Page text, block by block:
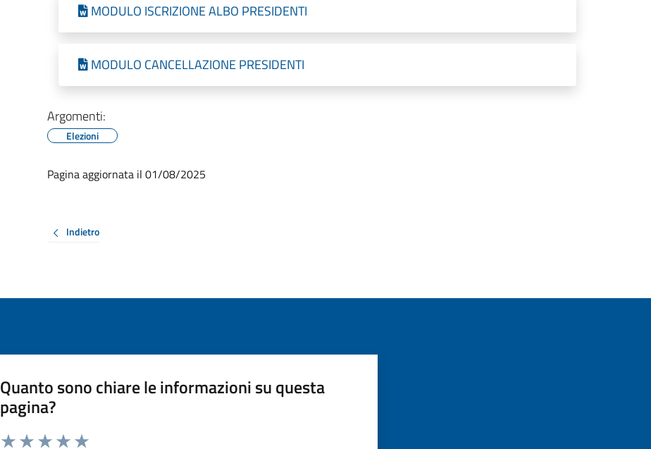
MODULO ISCRIZIONE ALBO PRESIDENTI
MODULO CANCELLAZIONE PRESIDENTI
Argomenti:
Elezioni
Pagina aggiornata il 01/08/2025
Indietro
Quanto sono chiare le informazioni su questa
pagina?
Valuta da 1 a 5 stelle la pagina